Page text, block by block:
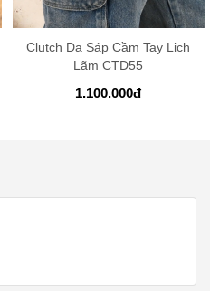
Clutch Da Sáp Cầm Tay Lịch
Lãm CTD55
1.100.000đ